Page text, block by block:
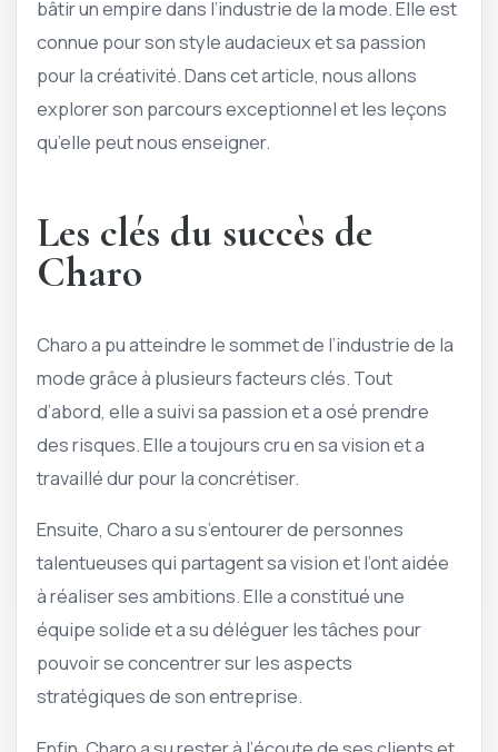
bâtir un empire dans l’industrie de la mode. Elle est
connue pour son style audacieux et sa passion
pour la créativité. Dans cet article, nous allons
explorer son parcours exceptionnel et les leçons
qu’elle peut nous enseigner.
Les clés du succès de
Charo
Charo a pu atteindre le sommet de l’industrie de la
mode grâce à plusieurs facteurs clés. Tout
d’abord, elle a suivi sa passion et a osé prendre
des risques. Elle a toujours cru en sa vision et a
travaillé dur pour la concrétiser.
Ensuite, Charo a su s’entourer de personnes
talentueuses qui partagent sa vision et l’ont aidée
à réaliser ses ambitions. Elle a constitué une
équipe solide et a su déléguer les tâches pour
pouvoir se concentrer sur les aspects
stratégiques de son entreprise.